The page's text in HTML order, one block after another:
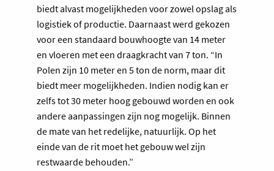
biedt alvast mogelijkheden voor zowel opslag als
logistiek of productie. Daarnaast werd gekozen
voor een standaard bouwhoogte van 14 meter
en vloeren met een draagkracht van 7 ton. “In
Polen zijn 10 meter en 5 ton de norm, maar dit
biedt meer mogelijkheden. Indien nodig kan er
zelfs tot 30 meter hoog gebouwd worden en ook
andere aanpassingen zijn nog mogelijk. Binnen
de mate van het redelijke, natuurlijk. Op het
einde van de rit moet het gebouw wel zijn
restwaarde behouden.”